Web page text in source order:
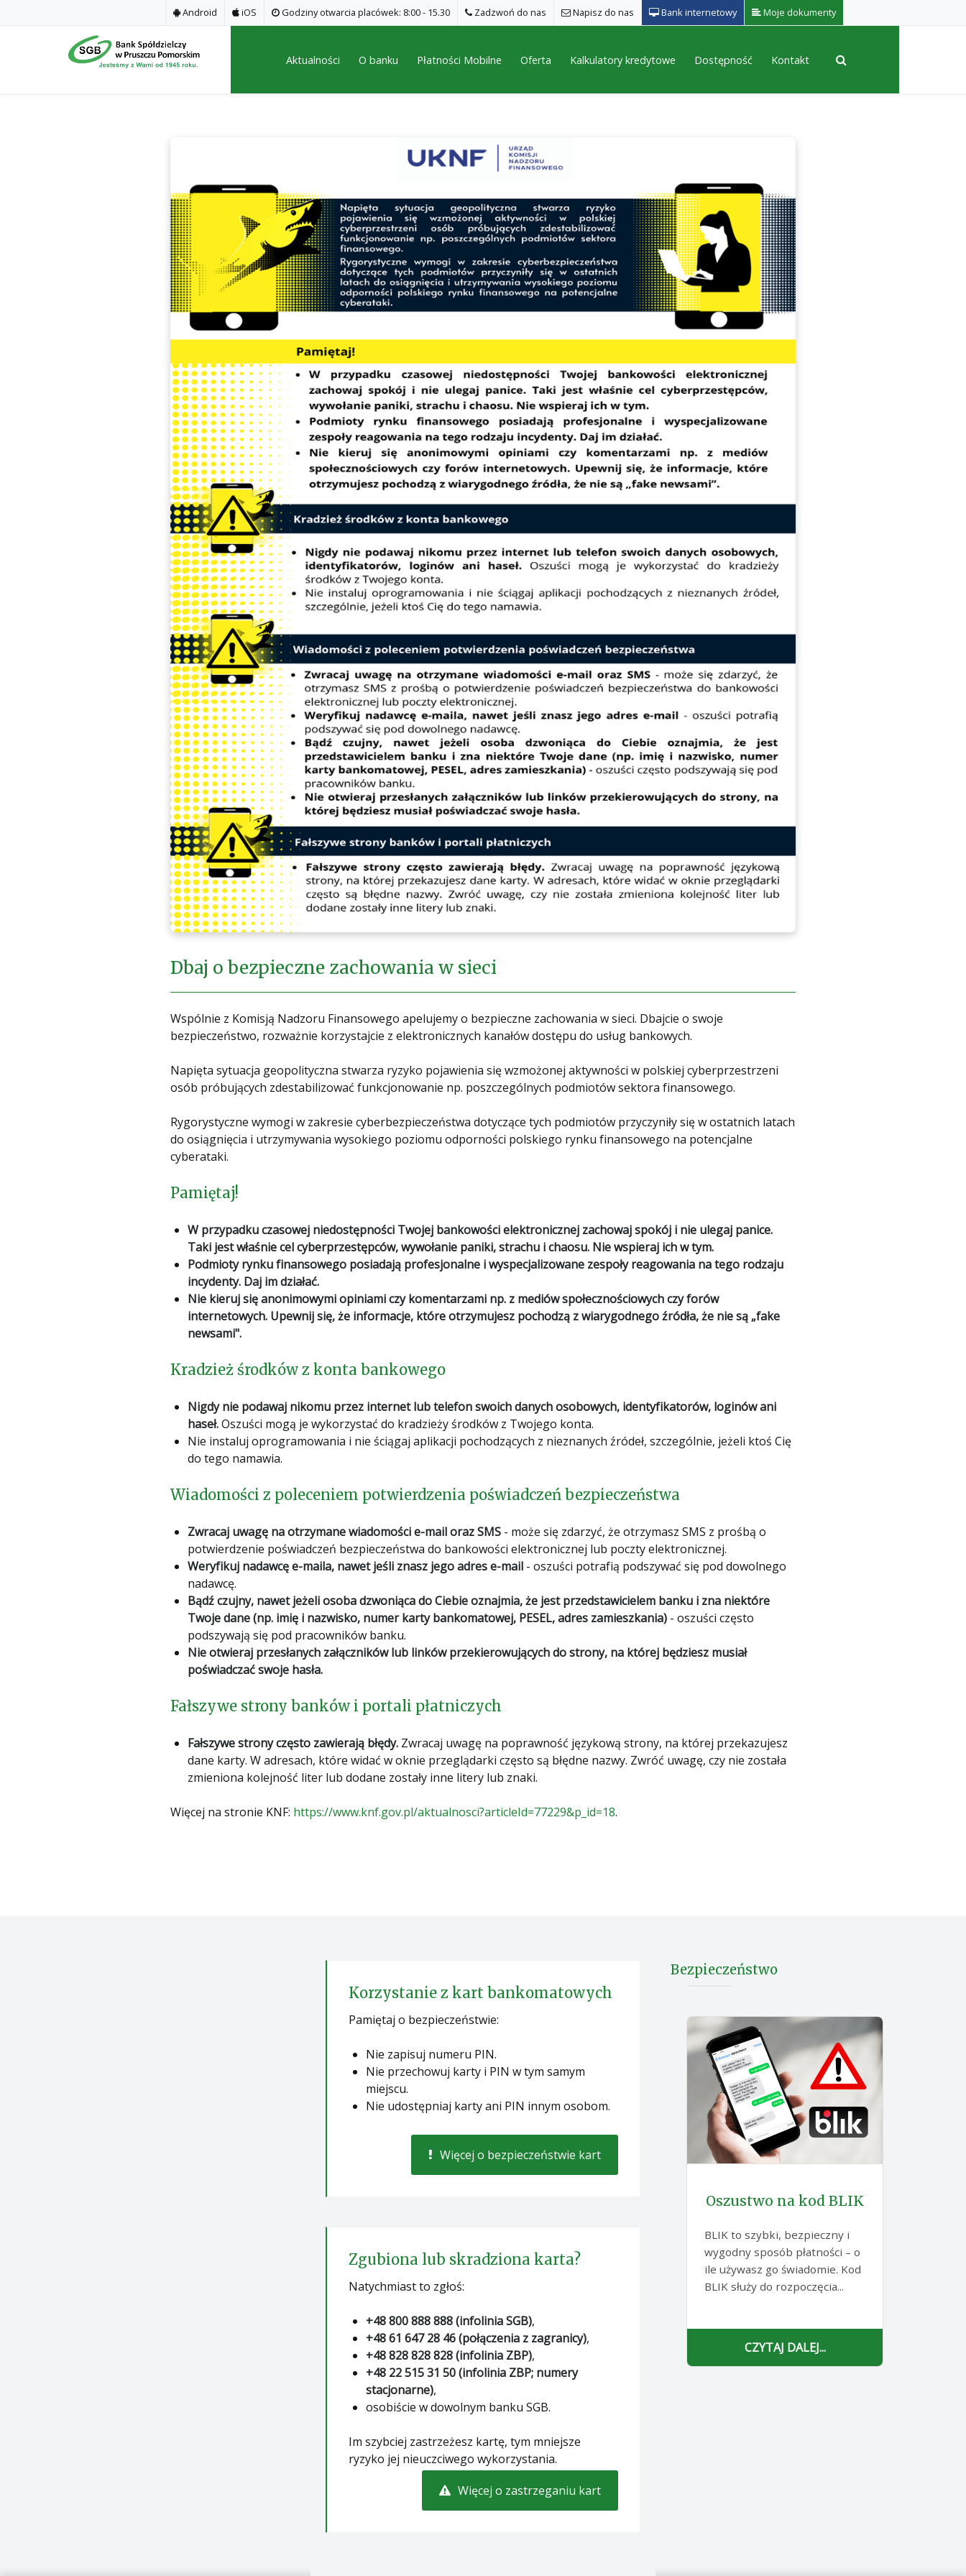
Android iOS Godziny otwarcia placówek: 8:00 - 15.30 Zadzwoń do nas Napisz do nas Bank internetowy Moje dokumenty
Aktualności O banku Płatności Mobilne Oferta Kalkulatory kredytowe Dostępność Kontakt
Dbaj o bezpieczne zachowania w sieci
Wspólnie z Komisją Nadzoru Finansowego apelujemy o bezpieczne zachowania w sieci. Dbajcie o swoje
bezpieczeństwo, rozważnie korzystajcie z elektronicznych kanałów dostępu do usług bankowych.
Napięta sytuacja geopolityczna stwarza ryzyko pojawienia się wzmożonej aktywności w polskiej cyberprzestrzeni
osób próbujących zdestabilizować funkcjonowanie np. poszczególnych podmiotów sektora finansowego.
Rygorystyczne wymogi w zakresie cyberbezpieczeństwa dotyczące tych podmiotów przyczyniły się w ostatnich latach
do osiągnięcia i utrzymywania wysokiego poziomu odporności polskiego rynku finansowego na potencjalne
cyberataki.
Pamiętaj!
W przypadku czasowej niedostępności Twojej bankowości elektronicznej zachowaj spokój i nie ulegaj panice.
Taki jest właśnie cel cyberprzestępców, wywołanie paniki, strachu i chaosu. Nie wspieraj ich w tym.
Podmioty rynku finansowego posiadają profesjonalne i wyspecjalizowane zespoły reagowania na tego rodzaju
incydenty. Daj im działać.
Nie kieruj się anonimowymi opiniami czy komentarzami np. z mediów społecznościowych czy forów
internetowych. Upewnij się, że informacje, które otrzymujesz pochodzą z wiarygodnego źródła, że nie są „fake
newsami".
Kradzież środków z konta bankowego
Nigdy nie podawaj nikomu przez internet lub telefon swoich danych osobowych, identyfikatorów, loginów ani
haseł.Oszuści mogą je wykorzystać do kradzieży środków z Twojego konta.
Nie instaluj oprogramowania i nie ściągaj aplikacji pochodzących z nieznanych źródeł, szczególnie, jeżeli ktoś Cię
do tego namawia.
Wiadomości z poleceniem potwierdzenia poświadczeń bezpieczeństwa
Zwracaj uwagę na otrzymane wiadomości e-mail oraz SMS- może się zdarzyć, że otrzymasz SMS z prośbą o
potwierdzenie poświadczeń bezpieczeństwa do bankowości elektronicznej lub poczty elektronicznej.
Weryfikuj nadawcę e-maila, nawet jeśli znasz jego adres e-mail- oszuści potrafią podszywać się pod dowolnego
nadawcę.
Bądź czujny, nawet jeżeli osoba dzwoniąca do Ciebie oznajmia, że jest przedstawicielem banku i zna niektóre
Twoje dane (np. imię i nazwisko, numer karty bankomatowej, PESEL, adres zamieszkania)- oszuści często
podszywają się pod pracowników banku.
Nie otwieraj przesłanych załączników lub linków przekierowujących do strony, na której będziesz musiał
poświadczać swoje hasła.
Fałszywe strony banków i portali płatniczych
Fałszywe strony często zawierają błędy. Zwracaj uwagę na poprawność językową strony, na której przekazujesz
dane karty. W adresach, które widać w oknie przeglądarki często są błędne nazwy. Zwróć uwagę, czy nie została
zmieniona kolejność liter lub dodane zostały inne litery lub znaki.
Więcej na stronie KNF: https://www.knf.gov.pl/aktualnosci?articleId=77229&p_id=18.
Korzystanie z kart bankomatowych
Pamiętaj o bezpieczeństwie:
Nie zapisuj numeru PIN.
Nie przechowuj karty i PIN w tym samym
miejscu.
Nie udostępniaj karty ani PIN innym osobom.
Więcej o bezpieczeństwie kart
Zgubiona lub skradziona karta?
Natychmiast to zgłoś:
+48 800 888 888 (infolinia SGB),
+48 61 647 28 46 (połączenia z zagranicy),
+48 828 828 828 (infolinia ZBP),
+48 22 515 31 50 (infolinia ZBP; numery
stacjonarne),
osobiście w dowolnym banku SGB.
Im szybciej zastrzeżesz kartę, tym mniejsze
ryzyko jej nieuczciwego wykorzystania.
Więcej o zastrzeganiu kart
Bezpieczeństwo
Oszustwo na kod BLIK
BLIK to szybki, bezpieczny i
wygodny sposób płatności – o
ile używasz go świadomie. Kod
BLIK służy do rozpoczęcia...
CZYTAJ DALEJ...